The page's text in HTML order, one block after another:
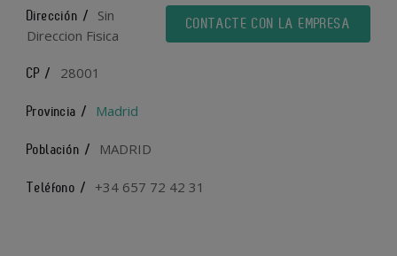
CONTACTE CON LA EMPRESA
Dirección /
Sin
Direccion Fisica
CP / 28001
Provincia / Madrid
Población / MADRID
Teléfono / +34 657 72 42 31